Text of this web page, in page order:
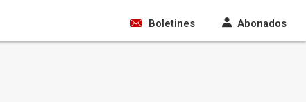
Boletines Abonados